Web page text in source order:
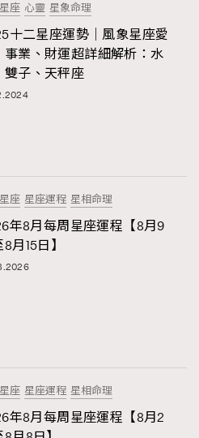
座 心靈 星象命理
十二星座運勢｜風象星座愛
事業、財運超詳細解析：水
雙子、天秤座
座 星座運程 星相命理
年8月每周星座運程【8月9
月15日】
座 星座運程 星相命理
年8月每周星座運程【8月2